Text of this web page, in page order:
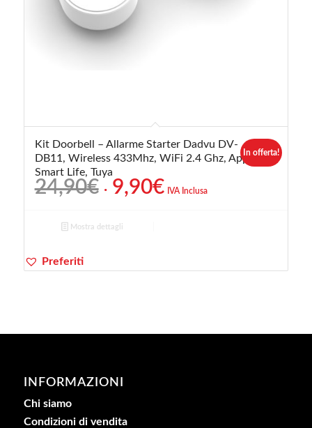
Kit Doorbell – Allarme Starter Dadvu DV-
DB11, Wireless 433Mhz, WiFi 2.4 Ghz, App
Smart Life, Tuya
24,90€ Il
prezzo
originale
era:
9,90€IlIVA Inclusa
In offerta!
Mostra dettagli
Preferiti
INFORMAZIONI
Chi siamo
Condizioni di vendita